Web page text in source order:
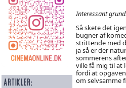
Interessant
Så skete det
bugner af
strittende med
ja så er der
sommerens
ville få mig til at
fordi at
om selvsamme